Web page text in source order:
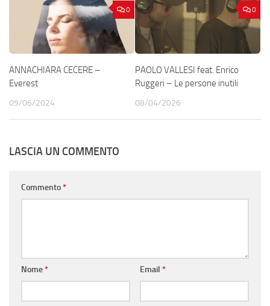
0
ANNACHIARA CECERE –
Everest
09/06/2024
0
PAOLO VALLESI feat. Enrico
Ruggeri – Le persone inutili
08/04/2026
LASCIA UN COMMENTO
Commento*
Nome* Email *